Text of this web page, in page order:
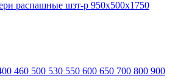
460 500 530 550 600 650 700 800 900